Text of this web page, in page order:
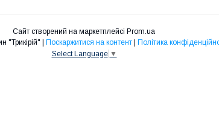
Сайт створений на маркетплейсі Prom.ua
Поскаржитися на контент
Політика
Select Language ▼